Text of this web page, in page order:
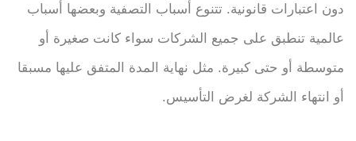
دون اعتبارات قانونية. تتنوع أسباب التصفية وبعضها أسباب
عالمية تنطبق على جميع الشركات سواء كانت صغيرة أو
متوسطة أو حتى كبيرة. مثل نهاية المدة المتفق عليها مسبقا
أو انتهاء الشركة لغرض التأسيس.